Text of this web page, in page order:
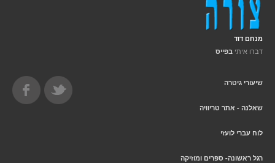
מנחם דוד
דברו איתי בפייס
שיעורי גיטרה
שאלנה - אתר טריוויה
לוח עברי לועזי
רגל ראשונה- ספרים ומוזיקה